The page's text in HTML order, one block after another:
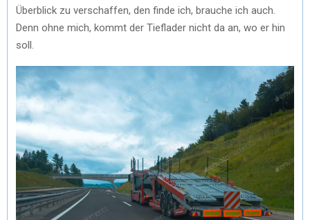
Überblick zu verschaffen, den finde ich, brauche ich auch.
Denn ohne mich, kommt der Tieflader nicht da an, wo er hin
soll.